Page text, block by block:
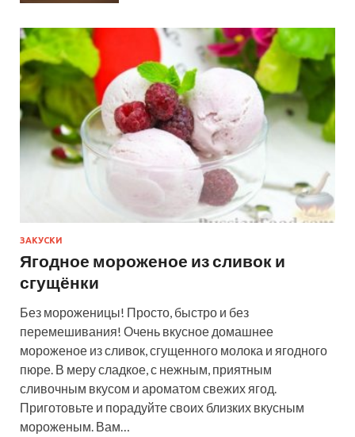
ЗАКУСКИ
Ягодное мороженое из сливок и
сгущёнки
Без мороженицы! Просто, быстро и без
перемешивания! Очень вкусное домашнее
мороженое из сливок, сгущенного молока и ягодного
пюре. В меру сладкое, с нежным, приятным
сливочным вкусом и ароматом свежих ягод.
Приготовьте и порадуйте своих близких вкусным
мороженым. Вам…